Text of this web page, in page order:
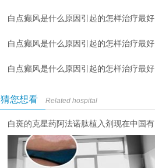
白点癫风是什么原因引起的怎样治疗最好
白点癫风是什么原因引起的怎样治疗最好
白点癫风是什么原因引起的怎样治疗最好
猜您想看 Related hospital
白斑的克星药阿法诺肽植入剂现在中国有